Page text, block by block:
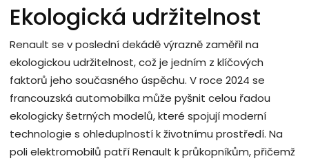
Ekologická udržitelnost
Renault se v poslední dekádě výrazně zaměřil na
ekologickou udržitelnost, což je jedním z klíčových
faktorů jeho současného úspěchu. V roce 2024 se
francouzská automobilka může pyšnit celou řadou
ekologicky šetrných modelů, které spojují moderní
technologie s ohleduplností k životnímu prostředí. Na
poli elektromobilů patří Renault k průkopníkům, přičemž